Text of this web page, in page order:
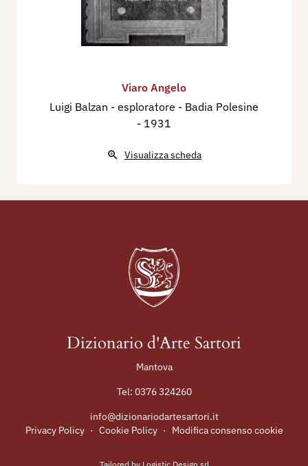
Viaro Angelo
Luigi Balzan - esploratore - Badia Polesine
- 1931
Visualizza scheda
Dizionario d'Arte Sartori
Mantova
Tel: 0376 324260
info@dizionariodartesartori.it
Privacy Policy · Cookie Policy · Modifica consenso cookie